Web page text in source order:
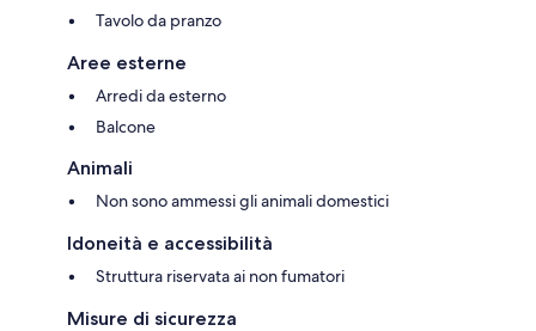
Tavolo da pranzo
Aree esterne
Arredi da esterno
Balcone
Animali
Non sono ammessi gli animali domestici
Idoneità e accessibilità
Struttura riservata ai non fumatori
Misure di sicurezza